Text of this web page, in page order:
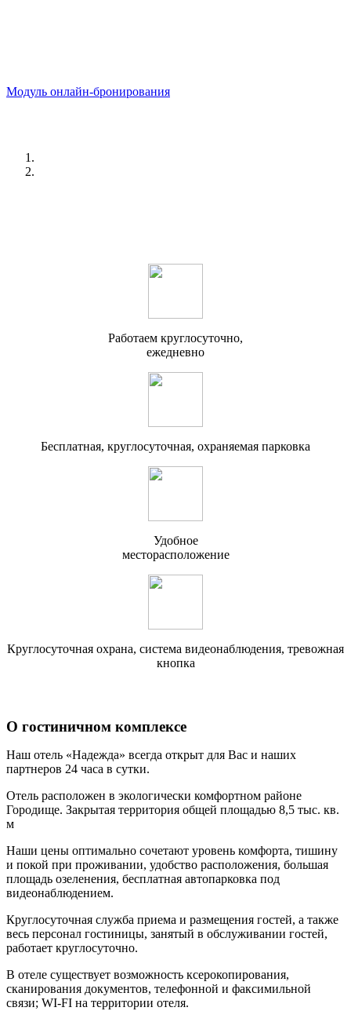
Модуль онлайн-бронирования
Работаем круглосуточно,
ежедневно
Бесплатная, круглосуточная, охраняемая парковка
Удобное
месторасположение
Круглосуточная охрана, система видеонаблюдения, тревожная
кнопка
О гостиничном комплексе
Наш отель «Надежда» всегда открыт для Вас и наших
партнеров 24 часа в сутки.
Отель расположен в экологически комфортном районе
Городище. Закрытая территория общей площадью 8,5 тыс. кв.
м
Наши цены оптимально сочетают уровень комфорта, тишину
и покой при проживании, удобство расположения, большая
площадь озеленения, бесплатная автопарковка под
видеонаблюдением.
Круглосуточная служба приема и размещения гостей, а также
весь персонал гостиницы, занятый в обслуживании гостей,
работает круглосуточно.
В отеле существует возможность ксерокопирования,
сканирования документов, телефонной и факсимильной
связи; WI-FI на территории отеля.